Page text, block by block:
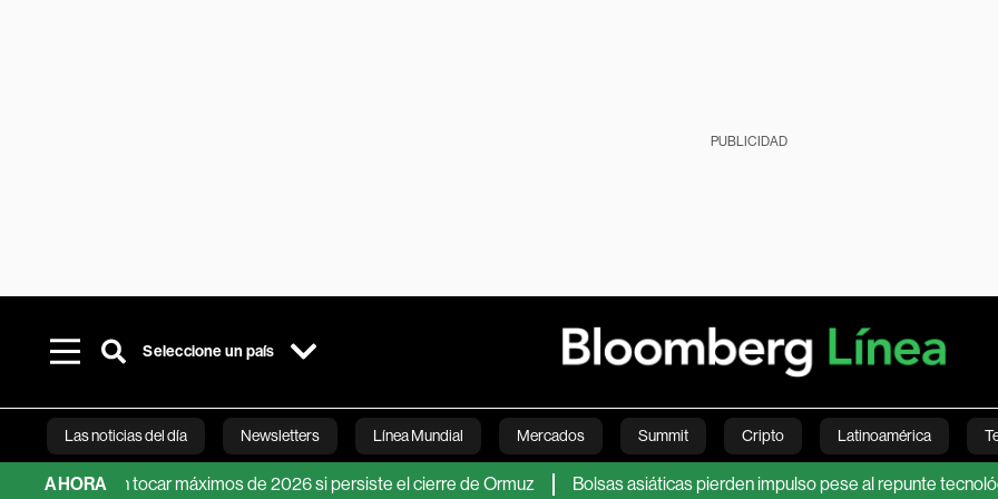
PUBLICIDAD
Seleccione un país
Las noticias del día Newsletters Línea Mundial Mercados Summit Cripto Latinoamérica
Bloomberg Green Economía Estilo de vida Mundo Videos
AHORA
tocar máximos de 2026 si persiste el cierre de Ormuz Bolsas asiáticas pierden impulso pese al repunte tecnológico de